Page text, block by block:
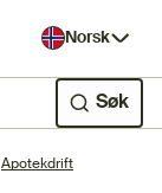
Norsk
Søk
Apotekdrift